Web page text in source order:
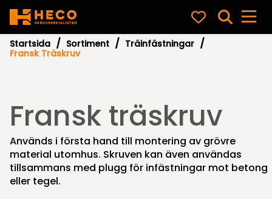
Startsida Sortiment
Träinfästningar
Fransk Träskruv
Fransk träskruv
Används i första hand till montering av grövre
material utomhus. Skruven kan även användas
tillsammans med plugg för infästningar mot betong
eller tegel.